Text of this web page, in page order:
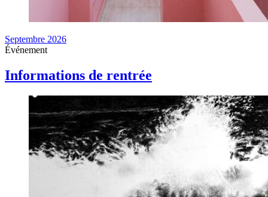
Septembre 2026
Événement
Informations de rentrée